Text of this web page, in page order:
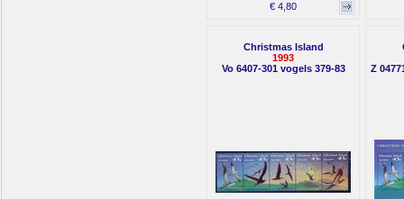
€ 4,80
Christmas Island
1993
Vo 6407-301 vogels 379-83
Z